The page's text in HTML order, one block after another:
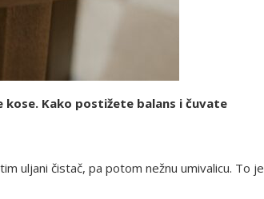
kose. Kako postižete balans i čuvate
uljani čistač, pa potom nežnu umivalicu. To je